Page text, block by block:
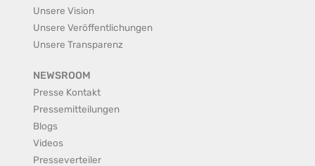
Unsere Vision
Unsere Veröffentlichungen
Unsere Transparenz
NEWSROOM
Presse Kontakt
Pressemitteilungen
Blogs
Videos
Presseverteiler